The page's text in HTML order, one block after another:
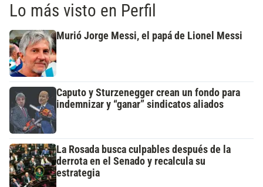
Lo más visto en Perfil
Murió Jorge Messi, el papá de Lionel Messi
Caputo y Sturzenegger crean un fondo para
indemnizar y “ganar” sindicatos aliados
La Rosada busca culpables después de la
derrota en el Senado y recalcula su
estrategia